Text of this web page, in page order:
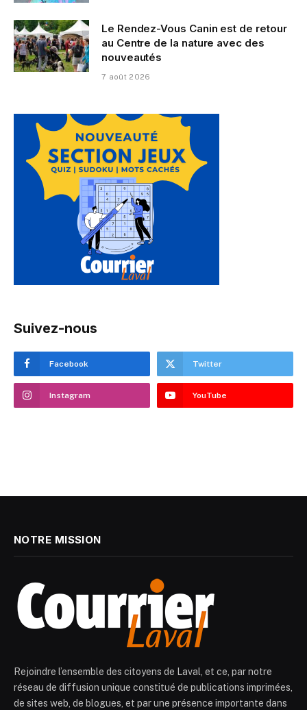
Le Rendez-Vous Canin est de retour
au Centre de la nature avec des
nouveautés
7 août 2026
Suivez-nous
Facebook Twitter
Instagram YouTube
NOTRE MISSION
Rejoindre l’ensemble des citoyens de Laval, et ce, par notre
réseau de diffusion unique constitué de publications imprimées,
de sites web, de blogues, et par une présence importante dans